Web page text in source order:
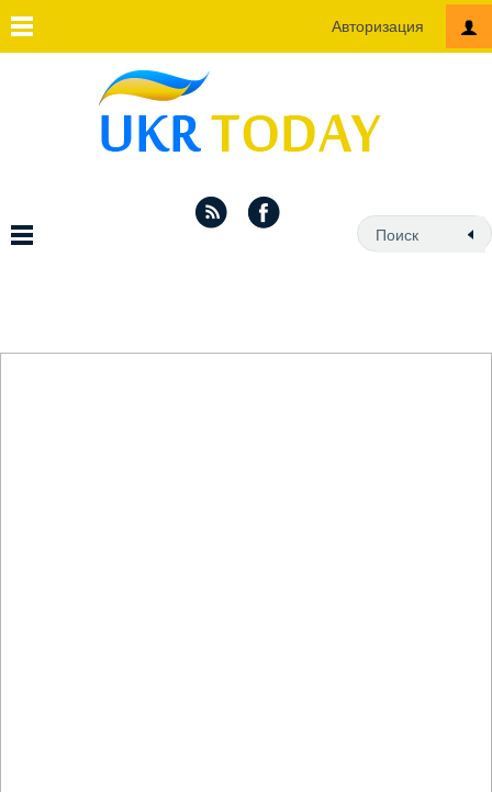
Авторизация